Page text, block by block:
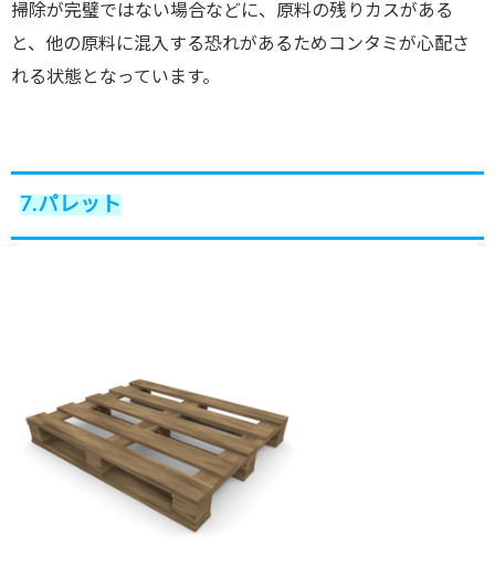
掃除が完璧ではない場合などに、原料の残りカスがある
と、他の原料に混入する恐れがあるためコンタミが心配さ
れる状態となっています。
7.パレット